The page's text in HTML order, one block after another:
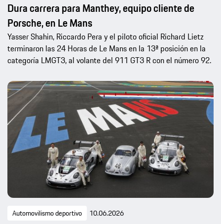
Dura carrera para Manthey, equipo cliente de
Porsche, en Le Mans
Yasser Shahin, Riccardo Pera y el piloto oficial Richard Lietz
terminaron las 24 Horas de Le Mans en la 13ª posición en la
categoría LMGT3, al volante del 911 GT3 R con el número 92.
Automovilismo deportivo 10.06.2026